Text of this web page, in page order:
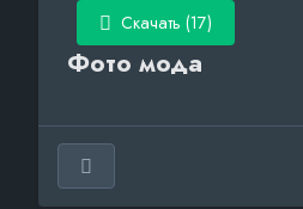
Скачать (17)
Фото мода